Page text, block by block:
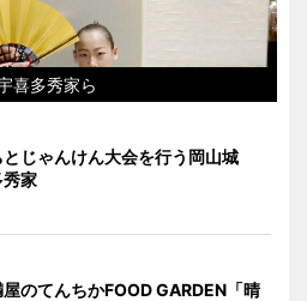
喜多秀家ら
じゃんけん大会を行う岡山城
秀家
のてんちかFOOD GARDEN「晴